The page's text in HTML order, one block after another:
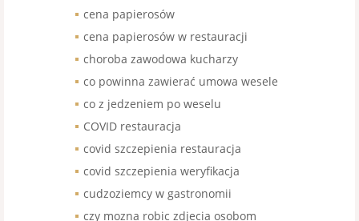
cena papierosów
cena papierosów w restauracji
choroba zawodowa kucharzy
co powinna zawierać umowa wesele
co z jedzeniem po weselu
COVID restauracja
covid szczepienia restauracja
covid szczepienia weryfikacja
cudzoziemcy w gastronomii
czy mozna robic zdjecia osobom